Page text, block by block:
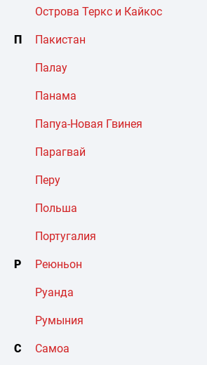
Острова Теркс и Кайкос
П Пакистан
Палау
Панама
Папуа-Новая Гвинея
Парагвай
Перу
Польша
Португалия
Р Реюньон
Руанда
Румыния
С Самоа